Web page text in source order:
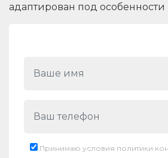
адаптирован под особенности
Принимаю условия политики